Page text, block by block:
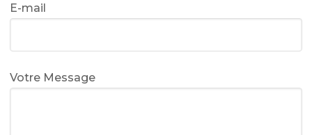
E-mail
Votre Message